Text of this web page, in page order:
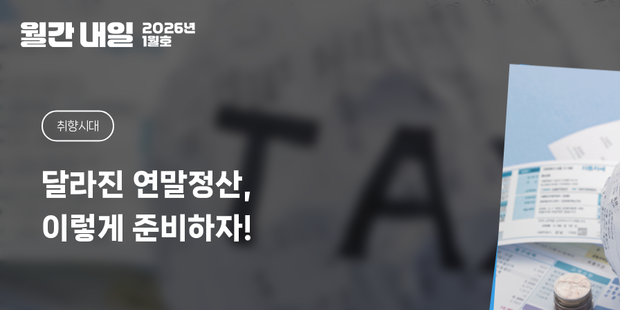
취향시대
달라진 연말정산,
이렇게 준비하자!